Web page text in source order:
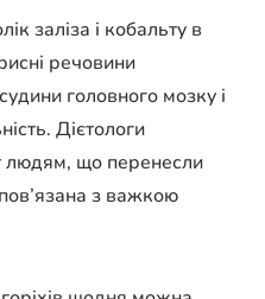
заліза і кобальту в
речовини
головного мозку і
Дієтологи
людям, що перенесли
з важкою